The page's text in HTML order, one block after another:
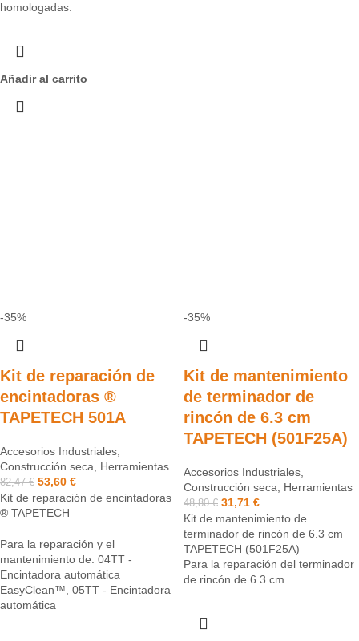
homologadas.
Añadir al carrito
-35%
Kit de reparación de
encintadoras ®
TAPETECH 501A
Accesorios Industriales
Construcción seca
Herramientas
82,47€ 53,60 €
Kit de reparación de encintadoras
® TAPETECH
Para la reparación y el
mantenimiento de: 04TT -
Encintadora automática
EasyClean™, 05TT - Encintadora
automática
-35%
Kit de mantenimiento
de terminador de
rincón de 6.3 cm
TAPETECH (501F25A)
Accesorios Industriales
Construcción seca
Herramientas
48,80€ 31,71 €
Kit de mantenimiento de
terminador de rincón de 6.3 cm
TAPETECH (501F25A)
Para la reparación del terminador
de rincón de 6.3 cm